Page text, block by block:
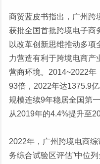
商贸蓝皮书指出，广州跨
获批全国首批跨境电子商
以改革创新思维推动多项
力营造有利于跨境电商产
营商环境。2014~2022年
93倍，2022年达1375.9
规模连续9年稳居全国第
从2019年的4.4%提升至
2022年，广州跨境电商
务综合试验区评估”中位